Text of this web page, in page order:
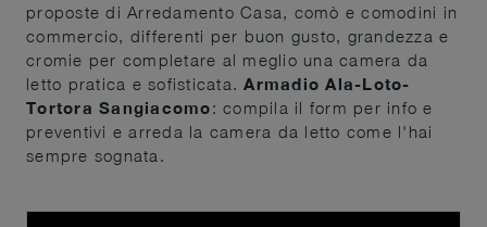
proposte di Arredamento Casa, comò e comodini in
commercio, differenti per buon gusto, grandezza e
cromie per completare al meglio una camera da
letto pratica e sofisticata.Armadio Ala-Loto-
Tortora Sangiacomo: compila il form per info e
preventivi e arreda la camera da letto come l'hai
sempre sognata.